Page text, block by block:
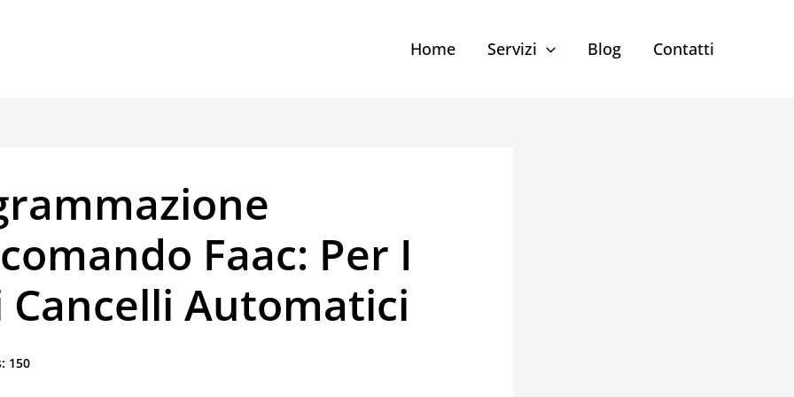
Home Servizi Blog Contatti
Faac: Per I
Cancelli Automatici
150